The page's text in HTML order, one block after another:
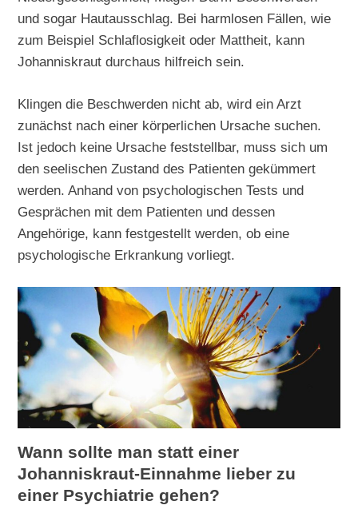
und sogar Hautausschlag. Bei harmlosen Fällen, wie
zum Beispiel Schlaflosigkeit oder Mattheit, kann
Johanniskraut durchaus hilfreich sein.
Klingen die Beschwerden nicht ab, wird ein Arzt
zunächst nach einer körperlichen Ursache suchen.
Ist jedoch keine Ursache feststellbar, muss sich um
den seelischen Zustand des Patienten gekümmert
werden. Anhand von psychologischen Tests und
Gesprächen mit dem Patienten und dessen
Angehörige, kann festgestellt werden, ob eine
psychologische Erkrankung vorliegt.
Wann sollte man statt einer
Johanniskraut-Einnahme lieber zu
einer Psychiatrie gehen?